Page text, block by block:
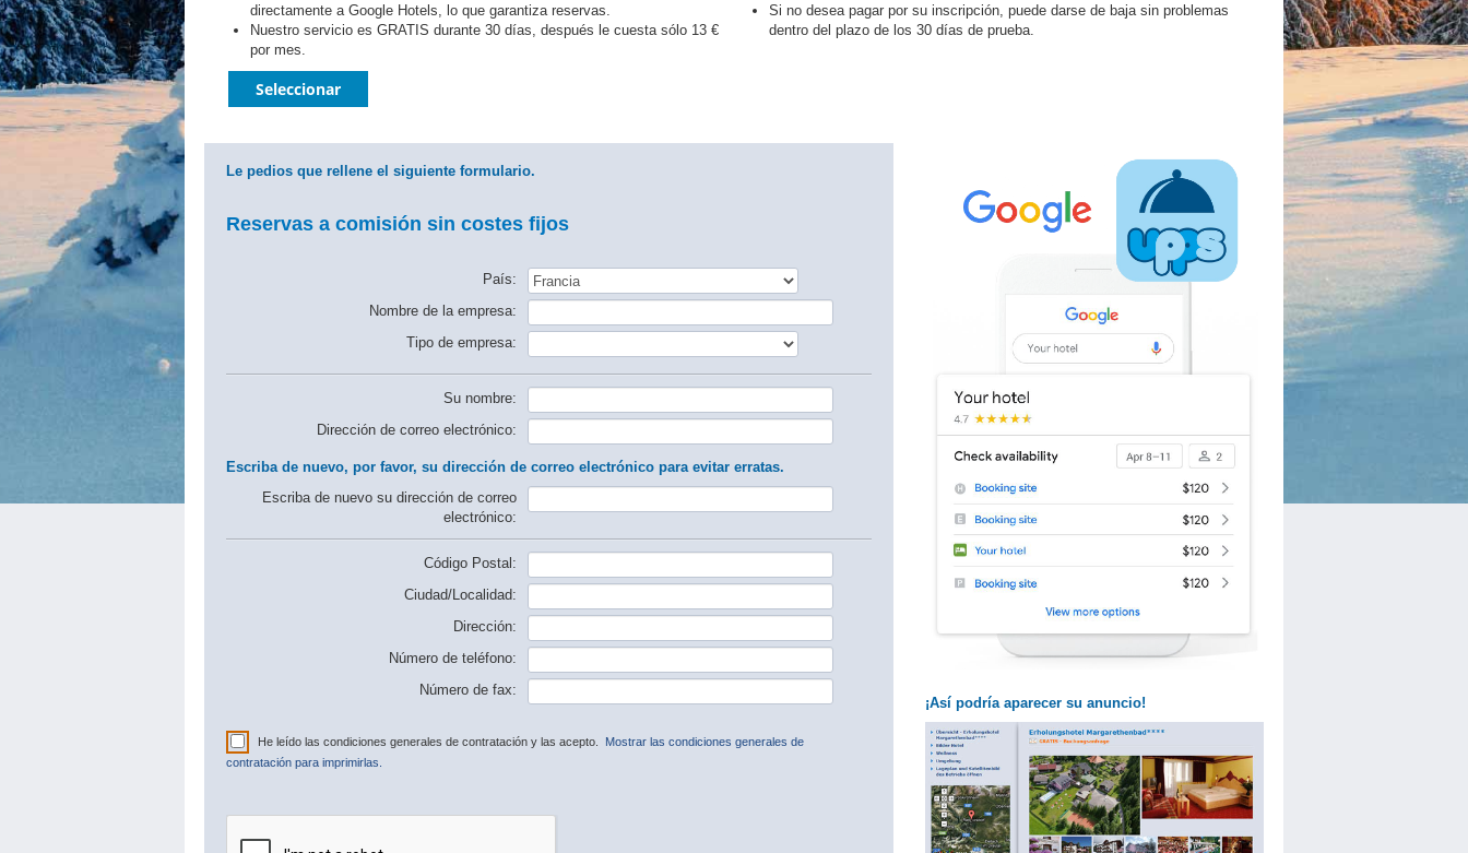
directamente a Google Hotels, lo que garantiza reservas.
Nuestro servicio es GRATIS durante 30 días, después le cuesta sólo 13 €
por mes.
Si no desea pagar por su inscripción, puede darse de baja sin problemas
dentro del plazo de los 30 días de prueba.
Seleccionar
¡Así podría aparecer su anuncio!
Le pedios que rellene el siguiente formulario.
Reservas a comisión sin costes fijos
País:
Nombre de la empresa:
Tipo de empresa:
Su nombre:
Dirección de correo electrónico:
Escriba de nuevo, por favor, su dirección de correo electrónico para evitar erratas.
Escriba de nuevo su dirección de correo
electrónico:
Código Postal:
Ciudad/Localidad:
Dirección:
Número de teléfono:
Número de fax:
He leído las condiciones generales de contratación y las acepto.
Mostrar las condiciones generales de
contratación para imprimirlas.